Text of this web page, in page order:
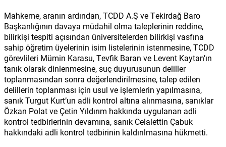
Mahkeme, aranın ardından, TCDD A.Ş ve Tekirdağ Baro
Başkanlığının davaya müdahil olma taleplerinin reddine,
bilirkişi tespiti açısından üniversitelerden bilirkişi vasfına
sahip öğretim üyelerinin isim listelerinin istenmesine, TCDD
görevlileri Mümin Karasu, Tevfik Baran ve Levent Kaytan’ın
tanık olarak dinlenmesine, suç duyurusunun deliller
toplanmasından sonra değerlendirilmesine, talep edilen
delillerin toplanması için usul ve işlemlerin yapılmasına,
sanık Turgut Kurt’un adli kontrol altına alınmasına, sanıklar
Özkan Polat ve Çetin Yıldırım hakkında uygulanan adli
kontrol tedbirlerinin devamına, sanık Celalettin Çabuk
hakkındaki adli kontrol tedbirinin kaldırılmasına hükmetti.